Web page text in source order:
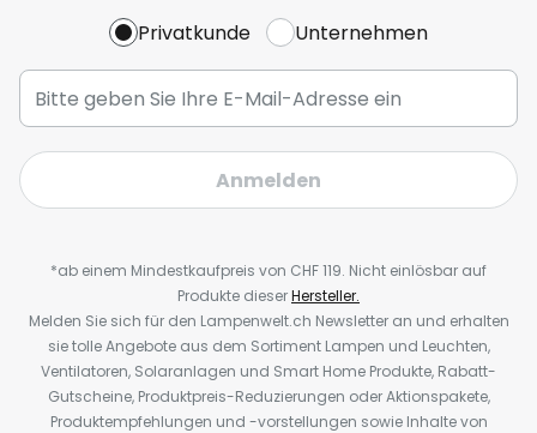
Privatkunde Unternehmen
Anmelden
*ab einem Mindestkaufpreis von CHF 119. Nicht einlösbar auf
Produkte dieserHersteller.
Melden Sie sich für den Lampenwelt.ch Newsletter an und erhalten
sie tolle Angebote aus dem Sortiment Lampen und Leuchten,
Ventilatoren, Solaranlagen und Smart Home Produkte, Rabatt-
Gutscheine, Produktpreis-Reduzierungen oder Aktionspakete,
Produktempfehlungen und -vorstellungen sowie Inhalte von